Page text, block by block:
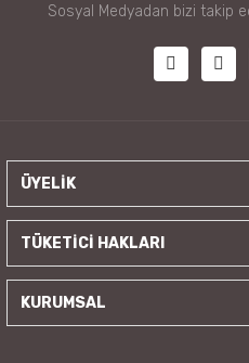
Sosyal Medyadan bizi takip
ÜYELİK
TÜKETİCİ HAKLARI
KURUMSAL